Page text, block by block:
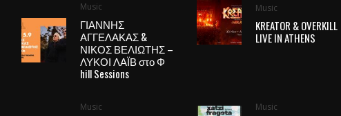
Music
ΓΙΑΝΝΗΣ
ΑΓΓΕΛΑΚΑΣ &
ΝΙΚΟΣ ΒΕΛΙΩΤΗΣ –
ΛΥΚΟΙ ΛΑΪΒ στο Φ
hill Sessions
Music
KREATOR & OVERKILL
LIVE IN ATHENS
Music Music